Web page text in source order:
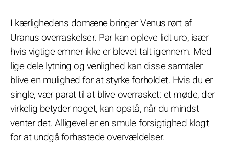
I kærlighedens domæne bringer Venus rørt af
Uranus overraskelser. Par kan opleve lidt uro, især
hvis vigtige emner ikke er blevet talt igennem. Med
lige dele lytning og venlighed kan disse samtaler
blive en mulighed for at styrke forholdet. Hvis du er
single, vær parat til at blive overrasket: et møde, der
virkelig betyder noget, kan opstå, når du mindst
venter det. Alligevel er en smule forsigtighed klogt
for at undgå forhastede overvældelser.